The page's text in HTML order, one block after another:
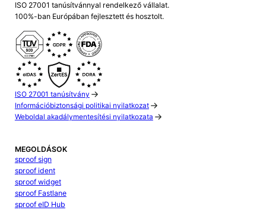
ISO 27001 tanúsítvánnyal rendelkező vállalat.
100%-ban Európában fejlesztett és hosztolt.
ISO 27001 tanúsítvány
Információbiztonsági politikai nyilatkozat
Weboldal akadálymentesítési nyilatkozata
MEGOLDÁSOK
sproof sign
sproof ident
sproof widget
sproof Fastlane
sproof eID Hub